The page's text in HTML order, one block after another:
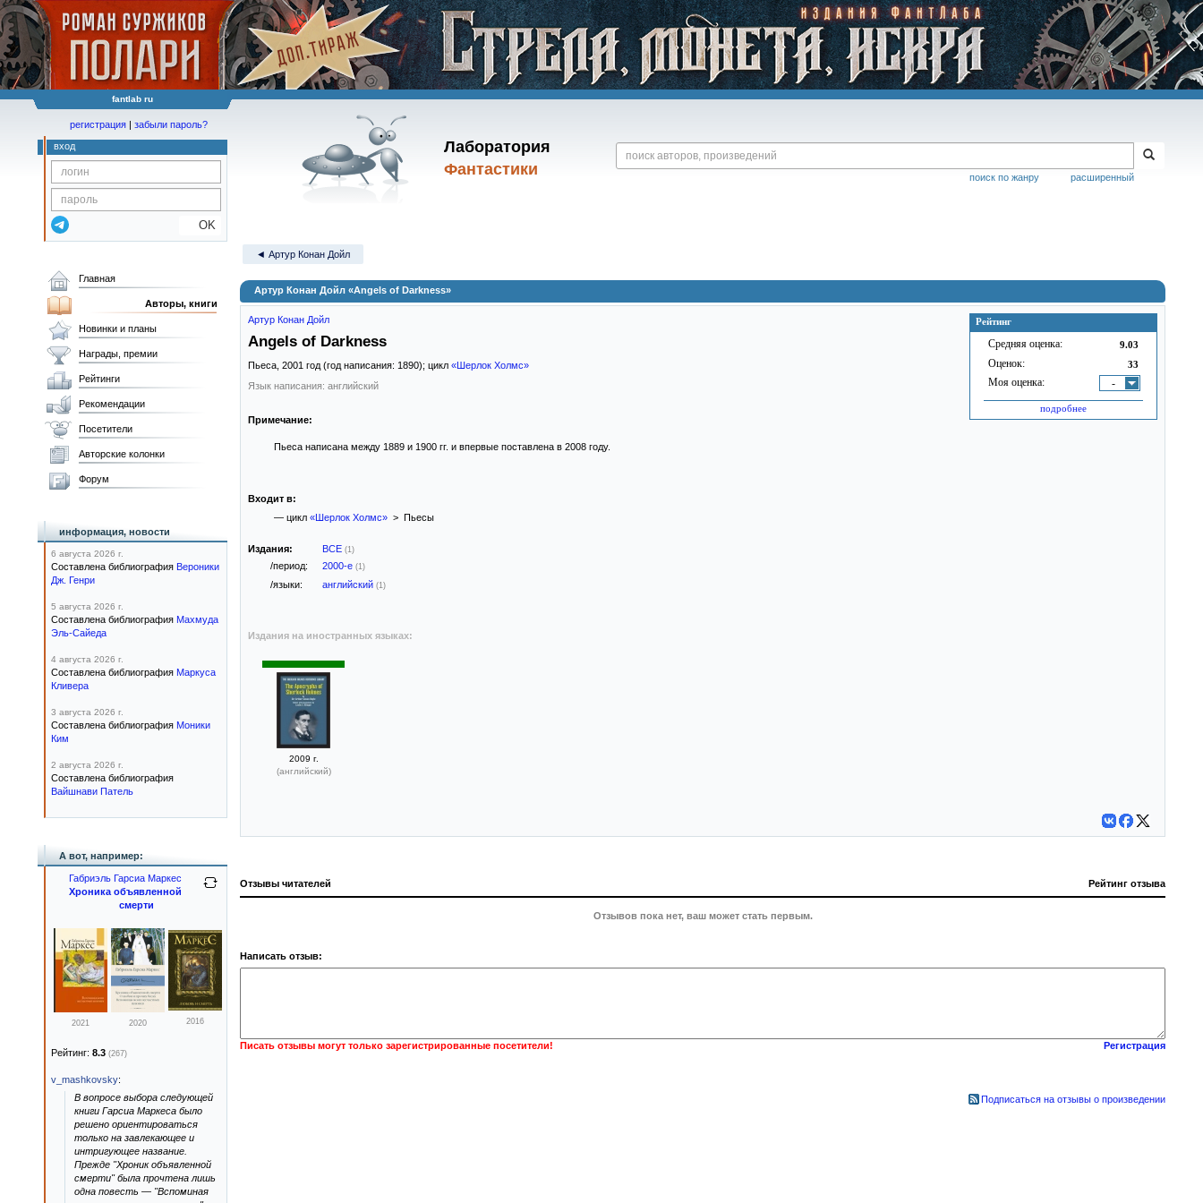
fantlab ru
Лаборатория
Фантастики
расширенный
поиск по жанру
регистрация | забыли пароль?
вход
OK
◄ Артур Конан Дойл
Артур Конан Дойл «Angels of Darkness»
Рейтинг
Средняя оценка: 9.03
Оценок: 33
Моя оценка: -
подробнее
Артур Конан Дойл
Angels of Darkness
Пьеса, 2001 год (год написания: 1890); цикл «Шерлок Холмс»
Язык написания: английский
Примечание:
Пьеса написана между 1889 и 1900 гг. и впервые поставлена в 2008 году.
Входит в:
— цикл «Шерлок Холмс»> Пьесы
Издания: ВСЕ (1)
/период: 2000-е (1)
/языки: английский (1)
Издания на иностранных языках:
2009 г.
(английский)
Отзывы читателей Рейтинг отзыва
Отзывов пока нет, ваш может стать первым.
Написать отзыв:
Писать отзывы могут только зарегистрированные посетители! Регистрация
Подписаться на отзывы о произведении
Главная
Авторы, книги
Новинки и планы
Награды, премии
Рейтинги
Рекомендации
Посетители
Авторские колонки
Форум
информация, новости
6 августа 2026 г.
Составлена библиография Вероники
Дж. Генри
5 августа 2026 г.
Составлена библиография Махмуда
Эль-Сайеда
4 августа 2026 г.
Составлена библиография Маркуса
Кливера
3 августа 2026 г.
Составлена библиография Моники
Ким
2 августа 2026 г.
Составлена библиография
Вайшнави Патель
А вот, например:
Габриэль Гарсиа Маркес
Хроника объявленной
смерти
2021 2020 2016
Рейтинг: 8.3 (267)
v_mashkovsky:
В вопросе выбора следующей
книги Гарсиа Маркеса было
решено ориентироваться
только на завлекающее и
интригующее название.
Прежде "Хроник объявленной
смерти" была прочтена лишь
одна повесть — "Вспоминая